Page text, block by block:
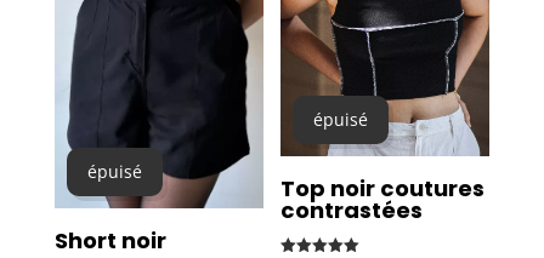
épuisé
Short noir
épuisé
Top noir coutures
contrastées